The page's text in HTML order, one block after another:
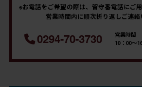
※お電話をご希望の際は、留守番電話にご
営業時間内に順次折り返しご連
0294-70-3730
営業時間
10：00～